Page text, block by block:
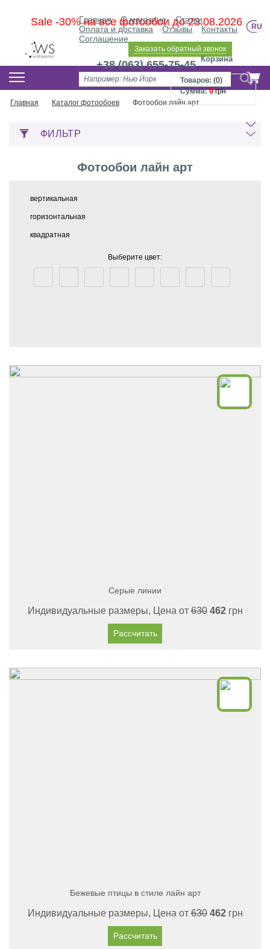
Sale -30% на все фотообои до 23.08.2026
Главная О магазине
Статьи
Оплата и доставка
Отзывы
Контакты
Соглашение
RU
Заказать обратный звонок
+38 (063) 655-75-45 Корзина
Товаров: (0)
Сумма: 0грн
Главная
Каталог фотообоев Фотообои лайн арт
ФИЛЬТР
Фотообои лайн арт
вертикальная
горизонтальная
квадратная
Выберите цвет:
Серые линии
Индивидуальные размеры, Цена от630 462грн
Рассчитать
Бежевые птицы в стиле лайн арт
Индивидуальные размеры, Цена от630 462грн
Рассчитать